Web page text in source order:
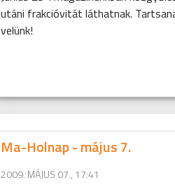
utáni frakcióvitát láthatnak.
velünk!
Ma-Holnap - május 7.
2009. MÁJUS 07., 17:41